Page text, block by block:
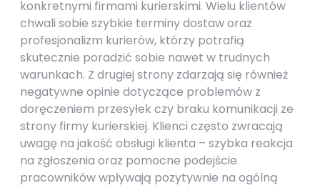
konkretnymi firmami kurierskimi. Wielu klientów
chwali sobie szybkie terminy dostaw oraz
profesjonalizm kurierów, którzy potrafią
skutecznie poradzić sobie nawet w trudnych
warunkach. Z drugiej strony zdarzają się również
negatywne opinie dotyczące problemów z
doręczeniem przesyłek czy braku komunikacji ze
strony firmy kurierskiej. Klienci często zwracają
uwagę na jakość obsługi klienta – szybka reakcja
na zgłoszenia oraz pomocne podejście
pracowników wpływają pozytywnie na ogólną